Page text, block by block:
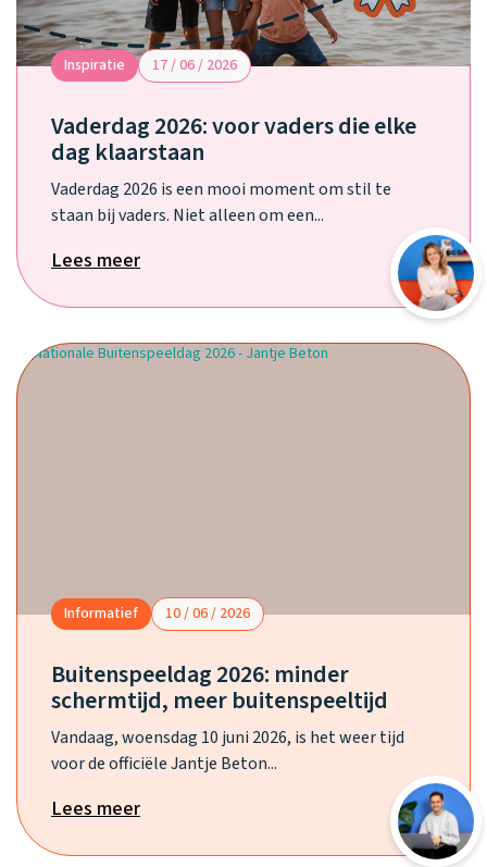
Inspiratie 17 / 06 / 2026
Vaderdag 2026: voor vaders die elke
dag klaarstaan
Vaderdag 2026 is een mooi moment om stil te
staan bij vaders. Niet alleen om een...
Lees meer
Informatief 10 / 06 / 2026
Buitenspeeldag 2026: minder
schermtijd, meer buitenspeeltijd
Vandaag, woensdag 10 juni 2026, is het weer tijd
voor de officiële Jantje Beton...
Lees meer